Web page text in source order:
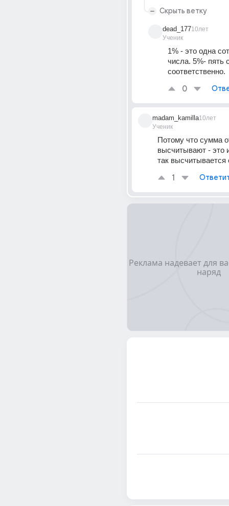
Скрыть ветку
dead_177
Ученик
10лет
1% - это одна
числа. 5%- пять
соответственно.
0
madam_kamilla
Ученик
10лет
Потому что сумма
высчитывают - это
так высчитывается
1